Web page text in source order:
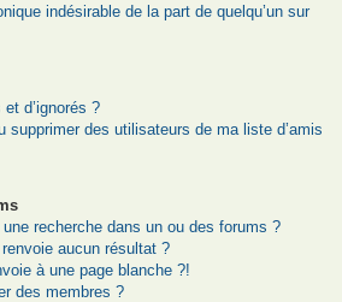
indésirable de la part de quelqu’un sur
d’ignorés ?
supprimer des utilisateurs de ma liste d’amis
recherche dans un ou des forums ?
aucun résultat ?
à une page blanche ?!
des membres ?